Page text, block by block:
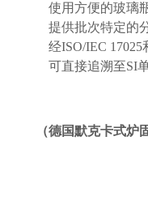
使用方便的玻璃
提供批次特定的
经ISO/IEC
可直接追溯至SI
（德国默克卡式炉